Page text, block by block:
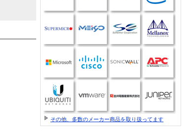
その他、多数のメーカー商品を取り扱ってます